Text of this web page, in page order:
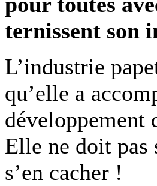
ternissent son
L’industrie
qu’elle a
développement
Elle ne doit pas
s’en cacher !